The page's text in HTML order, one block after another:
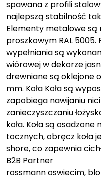
spawana z profili
najlepszą stabilność
Elementy metalowe
proszkowym RAL 5005.
wypełniania są
wiórowej w dekorze
drewniane są oklejone
mm. Koła Koła są
zapobiega nawijaniu
zanieczyszczaniu
koła. Koła są
tocznych, obręcz koła
shore, co zapewnia
B2B Partner
rossmann oswiecim,